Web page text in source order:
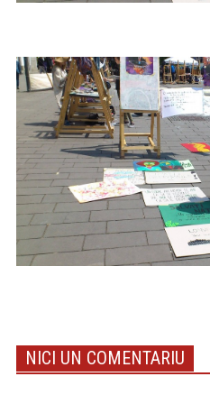
NICI UN COMENTARIU